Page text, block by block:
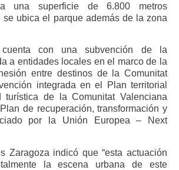
una superficie de 6.800 metros
se ubica el parque además de la zona
cuenta con una subvención de la
a entidades locales en el marco de la
entre destinos de la Comunitat
integrada en el Plan territorial
turística de la Comunitat Valenciana
de recuperación, transformación y
por la Unión Europea – Next
Zaragoza indicó que “esta actuación
la escena urbana de este